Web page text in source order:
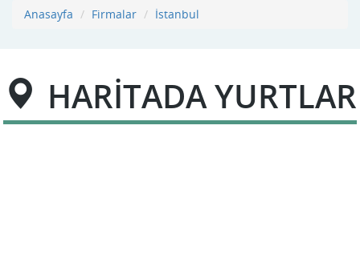
Anasayfa
Firmalar İstanbul
HARİTADA YURTLAR